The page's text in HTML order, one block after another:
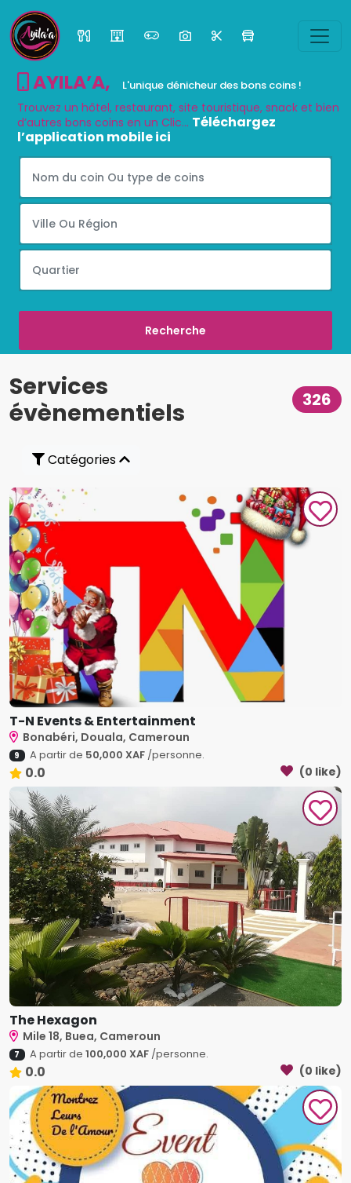
AYILA’A, L'unique dénicheur des bons coins !
Trouvez un hôtel, restaurant, site touristique, snack et bien
d’autres bons coins en un Clic... Téléchargez
l’application mobile ici
Services
évènementiels
326
Catégories
T-N Events & Entertainment
Bonabéri, Douala, Cameroun
9 A partir de 50,000 XAF/personne.
0.0 (0 like)
The Hexagon
Mile 18, Buea, Cameroun
7 A partir de 100,000 XAF/personne.
0.0 (0 like)